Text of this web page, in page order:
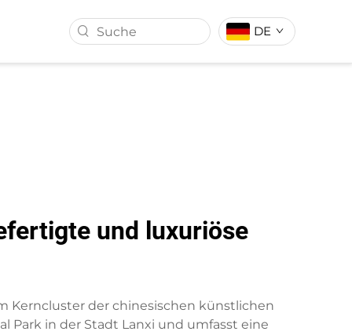
DE
und luxuriöse
Kerncluster der chinesischen künstlichen
Park in der Stadt Lanxi und umfasst eine